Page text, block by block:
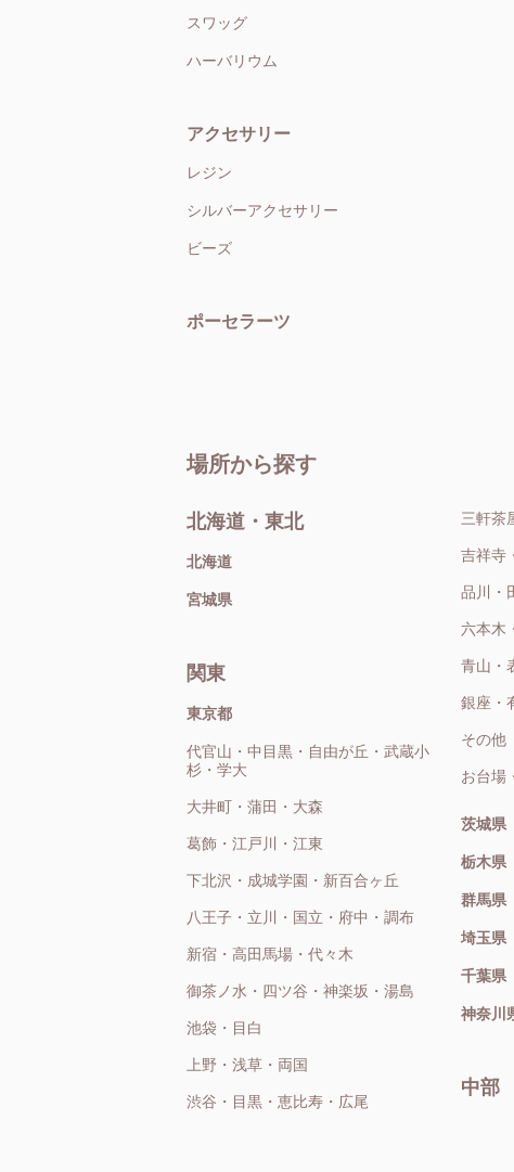
スワッグ
ハーバリウム
アクセサリー
レジン
シルバーアクセサリー
ビーズ
ポーセラーツ
場所から探す
北海道・東北
北海道
宮城県
関東
東京都
代官山・中目黒・自由が丘・武蔵小
杉・学大
大井町・蒲田・大森
葛飾・江戸川・江東
下北沢・成城学園・新百合ヶ丘
八王子・立川・国立・府中・調布
新宿・高田馬場・代々木
御茶ノ水・四ツ谷・神楽坂・湯島
池袋・目白
上野・浅草・両国
渋谷・目黒・恵比寿・広尾
三軒茶
吉祥寺
品川・
六本木
青山・
銀座・
その他
お台場
茨城県
栃木県
群馬県
埼玉県
千葉県
神奈川
中部